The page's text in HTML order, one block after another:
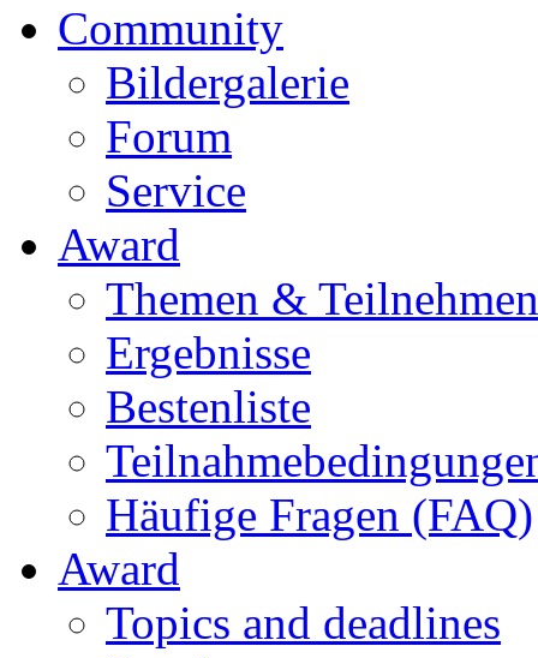
Community
Bildergalerie
Forum
Service
Award
Themen & Teilnehmen
Ergebnisse
Bestenliste
Häufige Fragen (FAQ)
Award
Topics and deadlines